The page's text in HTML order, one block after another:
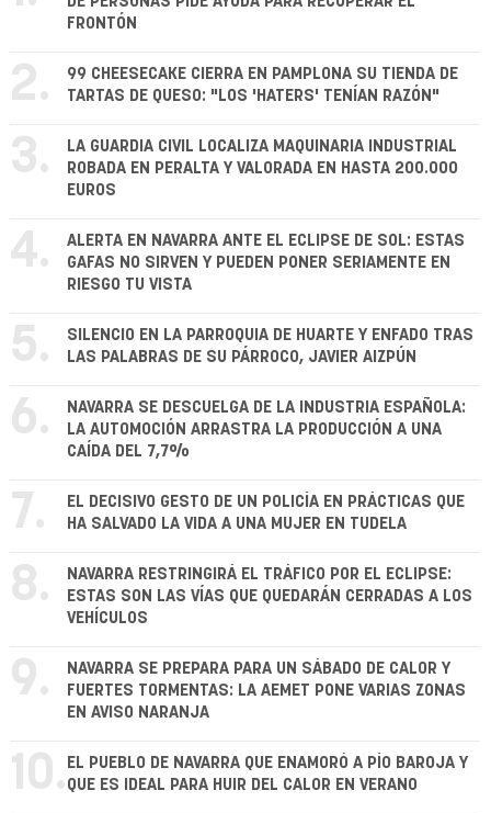
FRONTÓN
2.
99 CHEESECAKE CIERRA EN PAMPLONA SU TIENDA DE
TARTAS DE QUESO: "LOS 'HATERS' TENÍAN RAZÓN"
3.
LA GUARDIA CIVIL LOCALIZA MAQUINARIA INDUSTRIAL
ROBADA EN PERALTA Y VALORADA EN HASTA 200.000
EUROS
4.
ALERTA EN NAVARRA ANTE EL ECLIPSE DE SOL: ESTAS
GAFAS NO SIRVEN Y PUEDEN PONER SERIAMENTE EN
RIESGO TU VISTA
5.
SILENCIO EN LA PARROQUIA DE HUARTE Y ENFADO TRAS
LAS PALABRAS DE SU PÁRROCO, JAVIER AIZPÚN
6.
NAVARRA SE DESCUELGA DE LA INDUSTRIA ESPAÑOLA:
LA AUTOMOCIÓN ARRASTRA LA PRODUCCIÓN A UNA
CAÍDA DEL 7,7%
7.
EL DECISIVO GESTO DE UN POLICÍA EN PRÁCTICAS QUE
HA SALVADO LA VIDA A UNA MUJER EN TUDELA
8.
NAVARRA RESTRINGIRÁ EL TRÁFICO POR EL ECLIPSE:
ESTAS SON LAS VÍAS QUE QUEDARÁN CERRADAS A LOS
VEHÍCULOS
9.
NAVARRA SE PREPARA PARA UN SÁBADO DE CALOR Y
FUERTES TORMENTAS: LA AEMET PONE VARIAS ZONAS
EN AVISO NARANJA
10. EL PUEBLO DE NAVARRA QUE ENAMORÓ A PÍO BAROJA Y
QUE ES IDEAL PARA HUIR DEL CALOR EN VERANO